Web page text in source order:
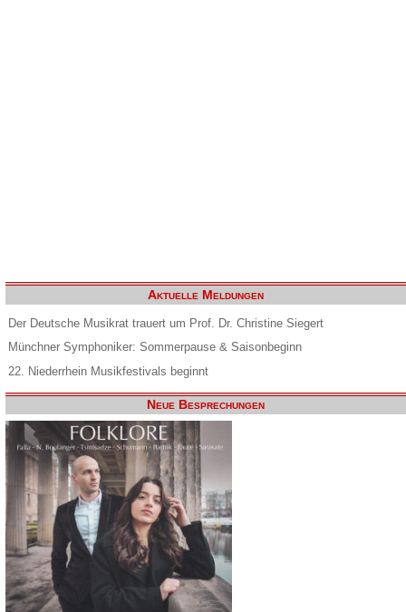
Aktuelle Meldungen
Der Deutsche Musikrat trauert um Prof. Dr. Christine Siegert
Münchner Symphoniker: Sommerpause & Saisonbeginn
22. Niederrhein Musikfestivals beginnt
Neue Besprechungen